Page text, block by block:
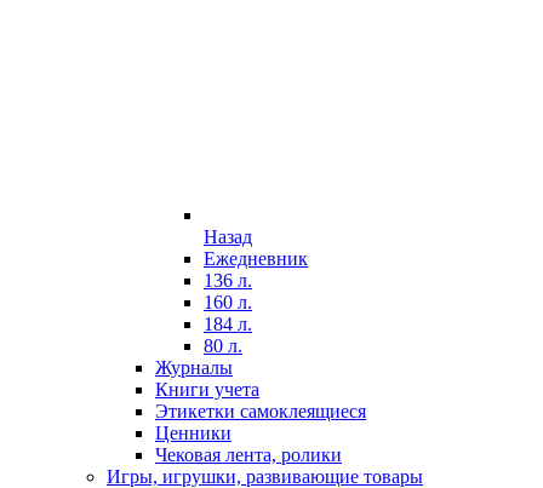
Назад
Ежедневник
136 л.
160 л.
184 л.
80 л.
Журналы
Книги учета
Этикетки самоклеящиеся
Ценники
Чековая лента, ролики
Игры, игрушки, развивающие товары